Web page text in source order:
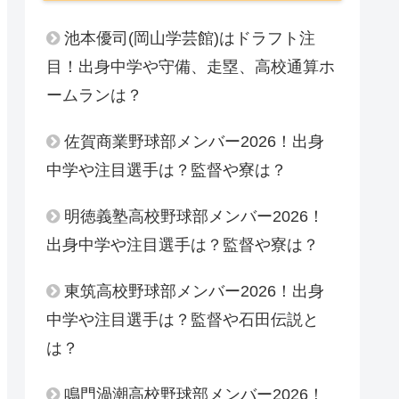
池本優司(岡山学芸館)はドラフト注
目！出身中学や守備、走塁、高校通算ホ
ームランは？
佐賀商業野球部メンバー2026！出身
中学や注目選手は？監督や寮は？
明徳義塾高校野球部メンバー2026！
出身中学や注目選手は？監督や寮は？
東筑高校野球部メンバー2026！出身
中学や注目選手は？監督や石田伝説と
は？
鳴門渦潮高校野球部メンバー2026！